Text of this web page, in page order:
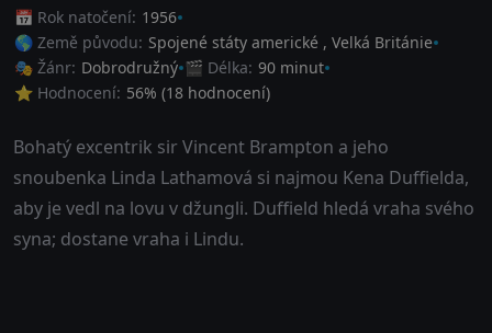
📅 Rok natočení: 1956
🌎 Země původu: Spojené státy americké , Velká Británie
🎭 Žánr: Dobrodružný 🎬 Délka: 90 minut
⭐ Hodnocení: 56% (18 hodnocení)
Bohatý excentrik sir Vincent Brampton a jeho
snoubenka Linda Lathamová si najmou Kena Duffielda,
aby je vedl na lovu v džungli. Duffield hledá vraha svého
syna; dostane vraha i Lindu.